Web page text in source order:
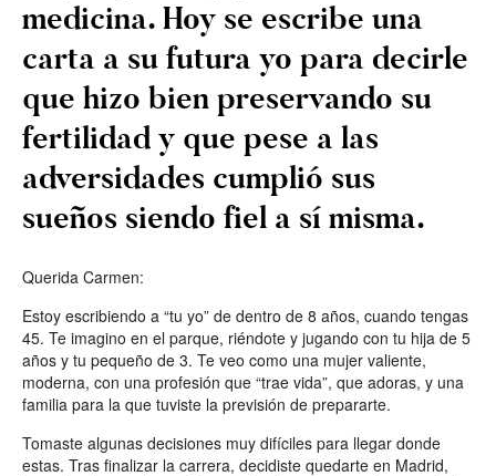
medicina. Hoy se escribe una
carta a su futura yo para decirle
que hizo bien preservando su
fertilidad y que pese a las
adversidades cumplió sus
sueños siendo fiel a sí misma.
Querida Carmen:
Estoy escribiendo a “tu yo” de dentro de 8 años, cuando tengas
45. Te imagino en el parque, riéndote y jugando con tu hija de 5
años y tu pequeño de 3. Te veo como una mujer valiente,
moderna, con una profesión que “trae vida”, que adoras, y una
familia para la que tuviste la previsión de prepararte.
Tomaste algunas decisiones muy difíciles para llegar donde
estas. Tras finalizar la carrera, decidiste quedarte en Madrid,